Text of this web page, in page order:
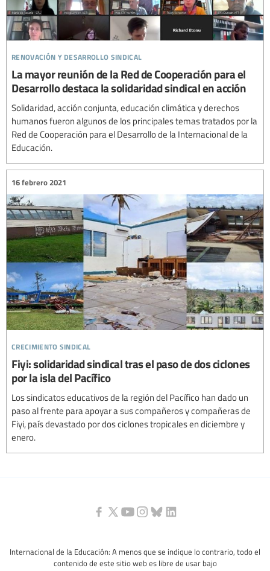
renovación y desarrollo sindical
La mayor reunión de la Red de Cooperación para el
Desarrollo destaca la solidaridad sindical en acción
Solidaridad, acción conjunta, educación climática y derechos
humanos fueron algunos de los principales temas tratados por la
Red de Cooperación para el Desarrollo de la Internacional de la
Educación.
crecimiento sindical
16 febrero 2021
Fiyi: solidaridad sindical tras el paso de dos ciclones
por la isla del Pacífico
Los sindicatos educativos de la región del Pacífico han dado un
paso al frente para apoyar a sus compañeros y compañeras de
Fiyi, país devastado por dos ciclones tropicales en diciembre y
enero.
Internacional de la Educación: A menos que se indique lo contrario, todo el
contenido de este sitio web es libre de usar bajo